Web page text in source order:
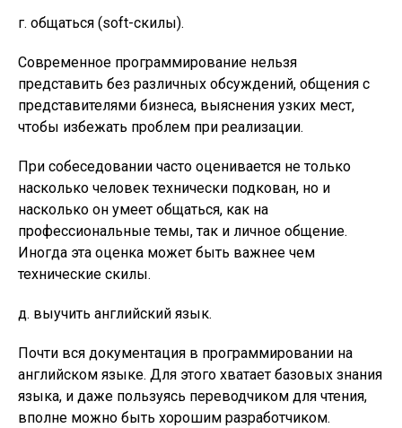
г. общаться (soft-скилы).
Современное программирование нельзя
представить без различных обсуждений, общения с
представителями бизнеса, выяснения узких мест,
чтобы избежать проблем при реализации.
При собеседовании часто оценивается не только
насколько человек технически подкован, но и
насколько он умеет общаться, как на
профессиональные темы, так и личное общение.
Иногда эта оценка может быть важнее чем
технические скилы.
д. выучить английский язык.
Почти вся документация в программировании на
английском языке. Для этого хватает базовых знания
языка, и даже пользуясь переводчиком для чтения,
вполне можно быть хорошим разработчиком.